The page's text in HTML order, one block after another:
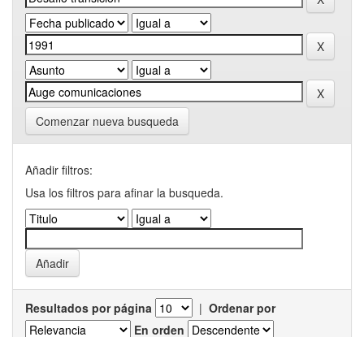
Comenzar nueva busqueda
Añadir filtros:
Usa los filtros para afinar la busqueda.
Resultados por página | Ordenar por
En orden